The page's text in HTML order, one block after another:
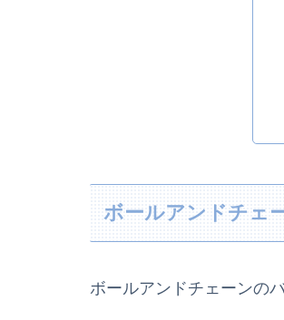
ボールアンドチェ
ボールアンドチェーンの